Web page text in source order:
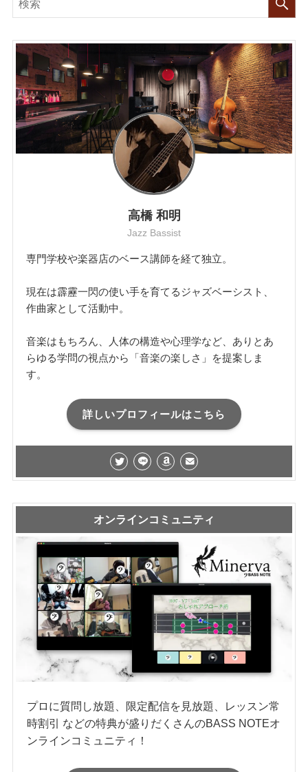
高橋 和明
Jazz Bassist
専門学校や楽器店のベース講師を経て独立。
現在は霹靂一閃の使い手を育てるジャズベーシスト、
作曲家として活動中。
音楽はもちろん、人体の構造や心理学など、ありとあ
らゆる学問の視点から「音楽の楽しさ」を提案しま
す。
詳しいプロフィールはこちら
オンラインコミュニティ
プロに質問し放題、限定配信を見放題、レッスン常
時割引 などの特典が盛りだくさんのBASS NOTEオ
ンラインコミュニティ！